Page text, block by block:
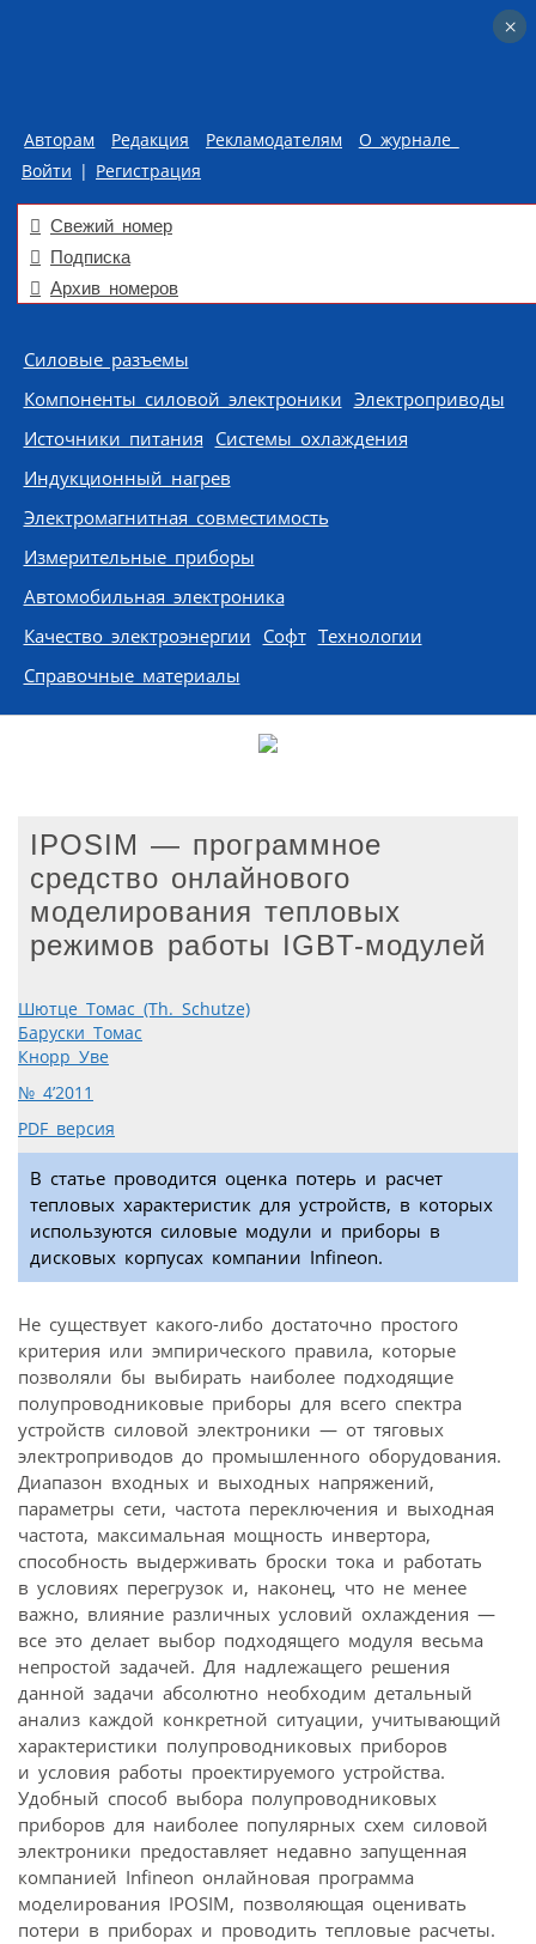
Авторам Редакция Рекламодателям
О журнале
Войти | Регистрация
Свежий номер
Подписка
Архив номеров
Skip to content
Силовые разъемы
Компоненты силовой электроники Электроприводы
Источники питания Системы охлаждения
Индукционный нагрев
Электромагнитная совместимость
Измерительные приборы
Автомобильная электроника
Качество электроэнергии Софт Технологии
Справочные материалы
IPOSIM — программное
средство онлайнового
моделирования тепловых
режимов работы IGBT-модулей
Шютце Томас (Th. Schutze)
Баруски Томас
Кнорр Уве
№ 4’2011
PDF версия
В статье проводится оценка потерь и расчет
тепловых характеристик для устройств, в которых
используются силовые модули и приборы в
дисковых корпусах компании Infineon.
Не существует какого-либо достаточно простого
критерия или эмпирического правила, которые
позволяли бы выбирать наиболее подходящие
полупроводниковые приборы для всего спектра
устройств силовой электроники — от тяговых
электроприводов до промышленного оборудования.
Диапазон входных и выходных напряжений,
параметры сети, частота переключения и выходная
частота, максимальная мощность инвертора,
способность выдерживать броски тока и работать
в условиях перегрузок и, наконец, что не менее
важно, влияние различных условий охлаждения —
все это делает выбор подходящего модуля весьма
непростой задачей. Для надлежащего решения
данной задачи абсолютно необходим детальный
анализ каждой конкретной ситуации, учитывающий
характеристики полупроводниковых приборов
и условия работы проектируемого устройства.
Удобный способ выбора полупроводниковых
приборов для наиболее популярных схем силовой
электроники предоставляет недавно запущенная
компанией Infineon онлайновая программа
моделирования IPOSIM, позволяющая оценивать
потери в приборах и проводить тепловые расчеты.
×
×